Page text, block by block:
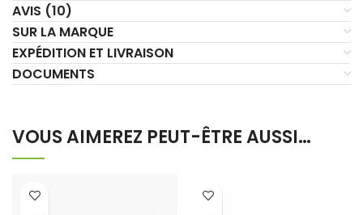
AVIS (10)
SUR LA MARQUE
EXPÉDITION ET LIVRAISON
DOCUMENTS
VOUS AIMEREZ PEUT-ÊTRE AUSSI…